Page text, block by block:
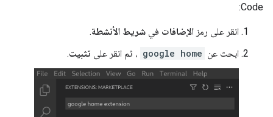
Code:
انقر على رمز الإضافات في شريط الأنشطة.
ابحث عن
google home ، ثم انقر على تثبيت.